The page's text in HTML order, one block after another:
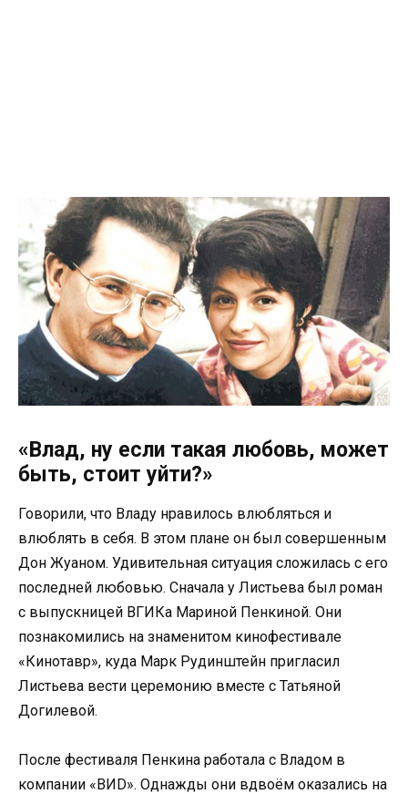
«Влад, ну если такая любовь, может
быть, стоит уйти?»
Говорили, что Владу нравилось влюбляться и
влюблять в себя. В этом плане он был совершенным
Дон Жуаном. Удивительная ситуация сложилась с его
последней любовью. Сначала у Листьева был роман
с выпускницей ВГИКа Мариной Пенкиной. Они
познакомились на знаменитом кинофестивале
«Кинотавр», куда Марк Рудинштейн пригласил
Листьева вести церемонию вместе с Татьяной
Догилевой.
После фестиваля Пенкина работала с Владом в
компании «ВИD». Однажды они вдвоём оказались на